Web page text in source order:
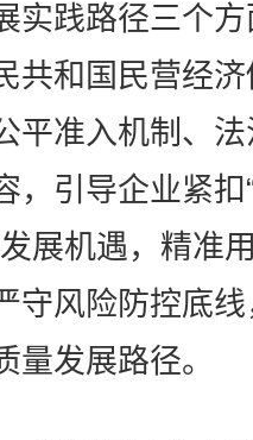
实践路径三个
共和国民营经
平准入机制、
，引导企业紧扣
展机遇，精准
守风险防控底
量发展路径。